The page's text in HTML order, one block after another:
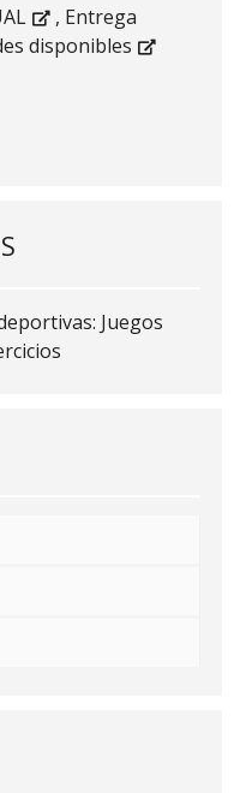
, Entrega
disponibles
Juegos